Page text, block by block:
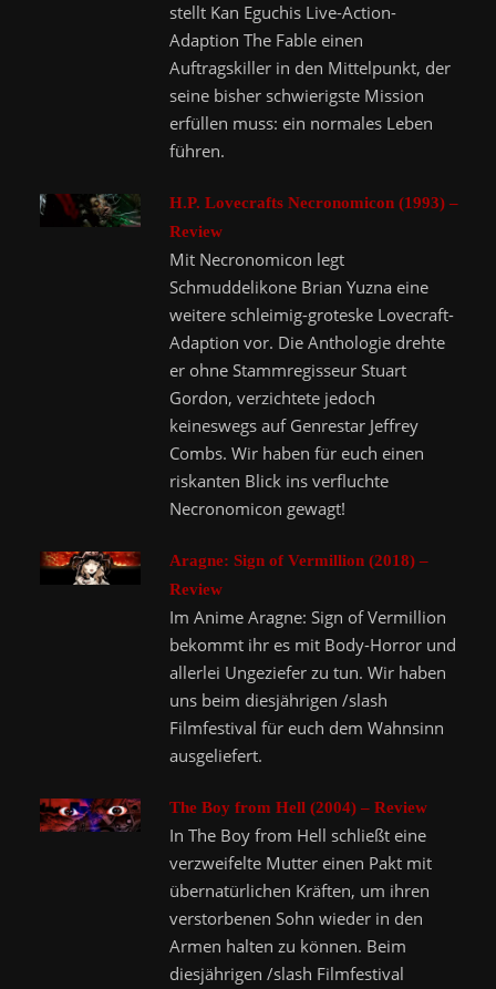
stellt Kan Eguchis Live-Action-
Adaption The Fable einen
Auftragskiller in den Mittelpunkt, der
seine bisher schwierigste Mission
erfüllen muss: ein normales Leben
führen.
H.P. Lovecrafts Necronomicon (1993) –
Review
Mit Necronomicon legt
Schmuddelikone Brian Yuzna eine
weitere schleimig-groteske Lovecraft-
Adaption vor. Die Anthologie drehte
er ohne Stammregisseur Stuart
Gordon, verzichtete jedoch
keineswegs auf Genrestar Jeffrey
Combs. Wir haben für euch einen
riskanten Blick ins verfluchte
Necronomicon gewagt!
Aragne: Sign of Vermillion (2018) –
Review
Im Anime Aragne: Sign of Vermillion
bekommt ihr es mit Body-Horror und
allerlei Ungeziefer zu tun. Wir haben
uns beim diesjährigen /slash
Filmfestival für euch dem Wahnsinn
ausgeliefert.
The Boy from Hell (2004) – Review
In The Boy from Hell schließt eine
verzweifelte Mutter einen Pakt mit
übernatürlichen Kräften, um ihren
verstorbenen Sohn wieder in den
Armen halten zu können. Beim
diesjährigen /slash Filmfestival